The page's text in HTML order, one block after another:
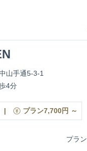
山手通5-3-1
4分
| プラン7,700円 ～
プラン